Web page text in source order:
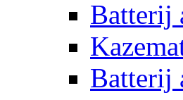
Batterij
Batterij